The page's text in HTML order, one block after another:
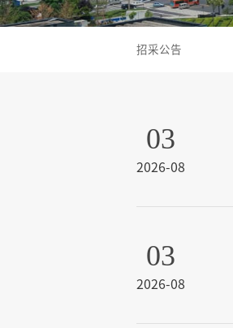
招采公告
03
2026-08
03
2026-08